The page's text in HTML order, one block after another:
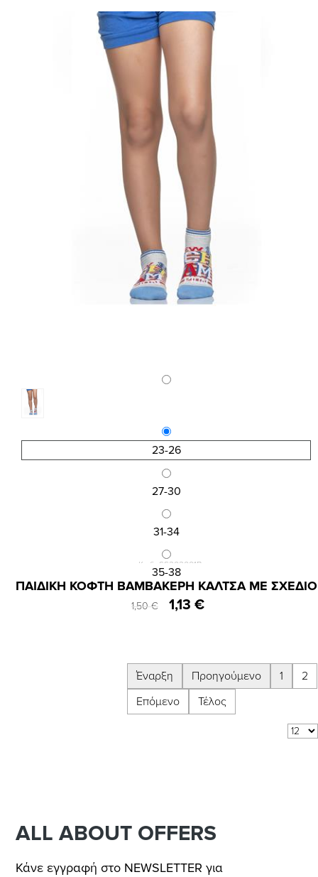
23-26
27-30
31-34
35-38
Κωδ.:SS202001B
ΠΑΙΔΙΚΗ ΚΟΦΤΗ ΒΑΜΒΑΚΕΡΗ ΚΑΛΤΣΑ ΜΕ ΣΧΕΔΙΟ
1,50 € 1,13 €
Έναρξη Προηγούμενο 1
2
Επόμενο
Τέλος
ALL ABOUT OFFERS
Κάνε εγγραφή στο NEWSLETTER για